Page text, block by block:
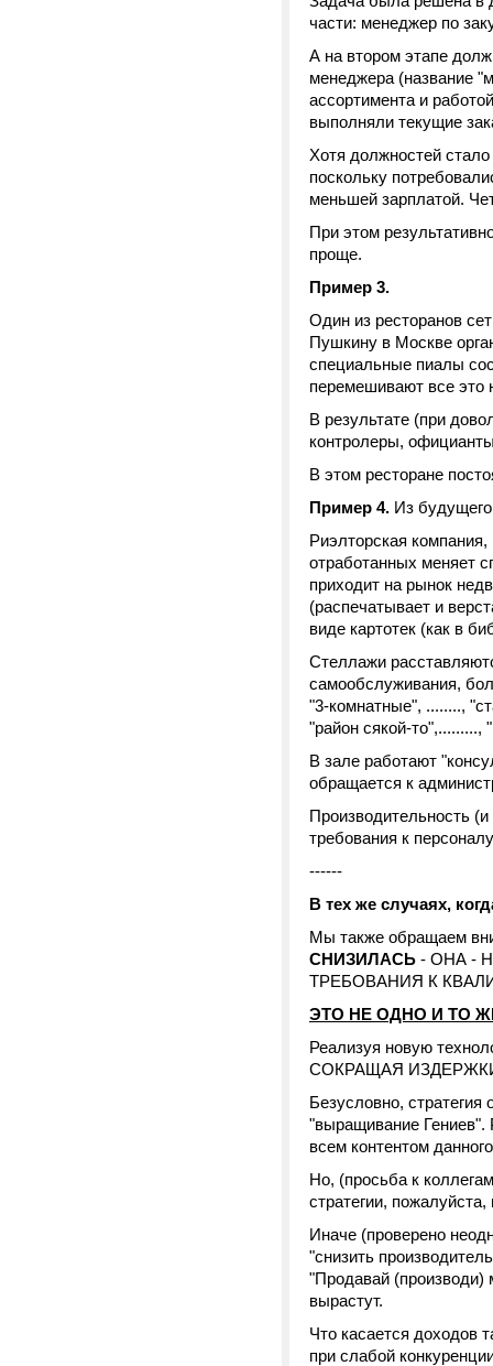
части: менеджер по
А на втором этапе
менеджера (название
ассортимента и
выполняли текущие
Хотя должностей
поскольку
меньшей зарплатой.
При этом
проще.
Пример 3.
Один из ресторанов
Пушкину в Москве
специальные пиалы
перемешивают все это
В результате (при
контролеры,
В этом ресторане
Пример 4. Из
Риэлторская
отработанных меняет
приходит на рынок
(распечатывает и
виде картотек (как в
Стеллажи
самообслуживания,
"3-комнатные", ........,
"район сякой-
В зале работают
обращается к
Производительность
требования к
------
В тех же случаях,
Мы также обращаем
СНИЗИЛАСЬ - ОНА -
ТРЕБОВАНИЯ К
ЭТО НЕ ОДНО И ТО
Реализуя новую
СОКРАЩАЯ
Безусловно, стратегия
"выращивание Гениев".
всем контентом
Но, (просьба к
стратегии,
Иначе (проверено
"снизить
"Продавай (производи)
вырастут.
Что касается доходов
при слабой